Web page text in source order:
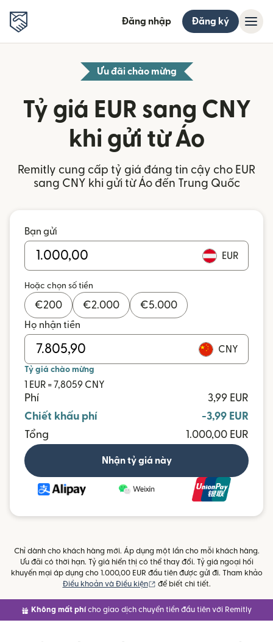
Đăng nhập Đăng ký
Ưu đãi chào mừng
Tỷ giá EUR sang CNY
khi gửi từ Áo
Remitly cung cấp tỷ giá đáng tin cậy cho EUR
sang CNY khi gửi từ Áo đến Trung Quốc
Bạn gửi
EUR
Hoặc chọn số tiền
€200 €2.000 €5.000
Họ nhận tiền
CNY
Tỷ giá chào mừng
1 EUR = 7,8059 CNY
Phí
3,99 EUR
Chiết khấu phí
-3,99 EUR
Tổng
1.000,00 EUR
Nhận tỷ giá này
Chỉ dành cho khách hàng mới. Áp dụng một lần cho mỗi khách hàng.
Ưu đãi có thời hạn. Tỷ giá hiển thị có thể thay đổi. Tỷ giá ngoại hối
khuyến mại áp dụng cho 1.000,00 EUR đầu tiên được gửi đi. Tham khảo
Điều khoản và Điều kiện
(mở trong cửa sổ mới)
để biết chi tiết.
Không mất phí cho giao dịch chuyển tiền đầu tiên với Remitly